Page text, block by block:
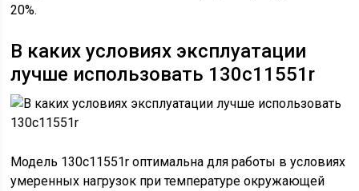
20%.
В каких условиях эксплуатации
лучше использовать 130c11551r
Модель 130c11551r оптимальна для работы в условиях
умеренных нагрузок при температуре окружающей